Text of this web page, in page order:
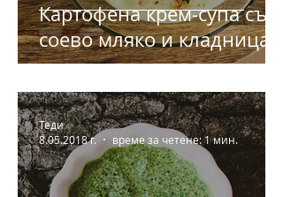
Картофена крем-супа със
соево мляко и кладница
Теди
8.05.2018 г.
време за четене: 1 мин.